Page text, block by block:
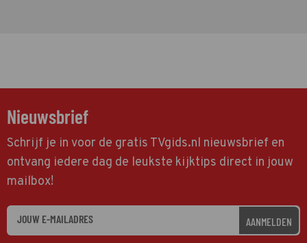
Nieuwsbrief
Schrijf je in voor de gratis TVgids.nl nieuwsbrief en
ontvang iedere dag de leukste kijktips direct in jouw
mailbox!
AANMELDEN